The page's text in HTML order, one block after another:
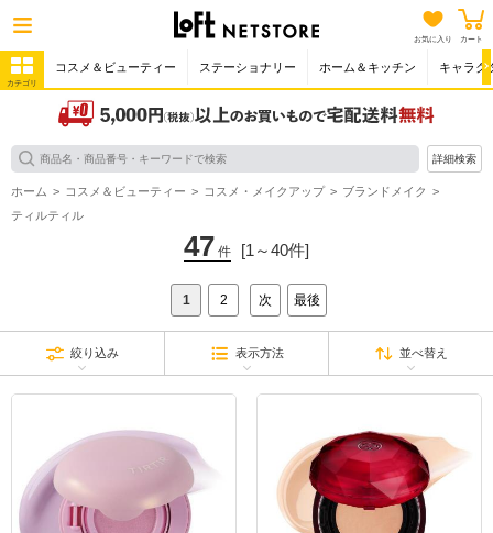
お気に入り カート
カテゴリ
コスメ＆ビューティー ステーショナリー ホーム＆キッチン キャラク
詳細検索
ホーム コスメ＆ビューティー コスメ・メイクアップ
ブランドメイク
ティルティル
47 件 [1～40件]
1 2 次 最後
絞り込み 表示方法 並べ替え